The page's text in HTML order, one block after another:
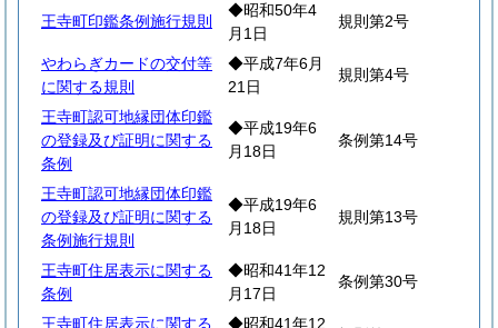
王寺町印鑑条例施行規則
◆昭和50年4
月1日
規則第2号
やわらぎカードの交付等
に関する規則
◆平成7年6月
21日
規則第4号
王寺町認可地縁団体印鑑
の登録及び証明に関する
条例
◆平成19年6
月18日
条例第14号
王寺町認可地縁団体印鑑
の登録及び証明に関する
条例施行規則
◆平成19年6
月18日
規則第13号
王寺町住居表示に関する
条例
◆昭和41年12
月17日
条例第30号
王寺町住居表示に関する ◆昭和41年12